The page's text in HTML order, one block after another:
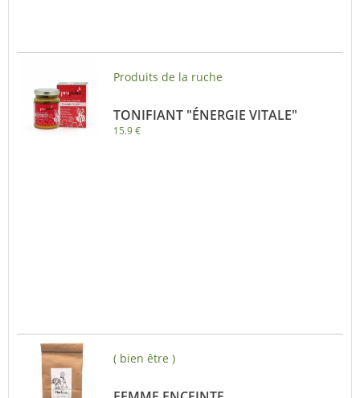
Produits de la ruche
TONIFIANT "ÉNERGIE VITALE"
15.9 €
( bien être )